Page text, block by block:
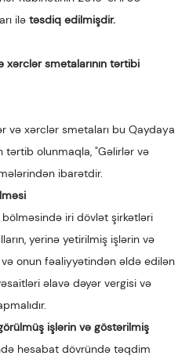
ilə təsdiq edilmişdir.
xərclər smetalarının tərtibi
və xərclər smetaları bu Qaydaya
olunmaqla, "Gəlirlər və
ibarətdir.
bölməsində iri dövlət şirkətləri
yerinə yetirilmiş işlərin və
onun fəaliyyətindən əldə edilən
əlavə dəyər vergisi və
işlərin və göstərilmiş
hesabat dövründə təqdim